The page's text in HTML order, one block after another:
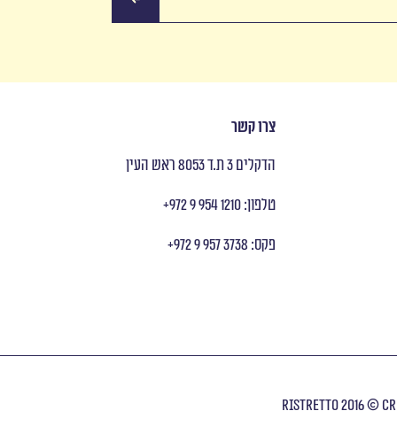
צרו קשר
הדקלים 3 ת.ד 8053 ראש העין
טלפון: ‭ +972 9 954 1210
פקס: ‭ +972 9 957 3738
Ristretto 2016 ©